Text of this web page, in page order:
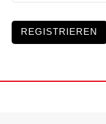
REGISTRIEREN